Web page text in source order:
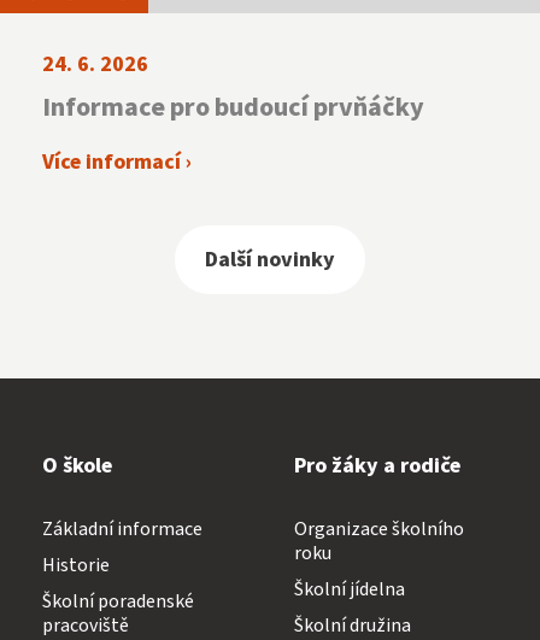
24. 6. 2026
Informace pro budoucí prvňáčky
Více informací ›
Další novinky
O škole
Základní informace
Historie
Školní poradenské
pracoviště
Pro žáky a rodiče
Organizace školního
roku
Školní jídelna
Školní družina